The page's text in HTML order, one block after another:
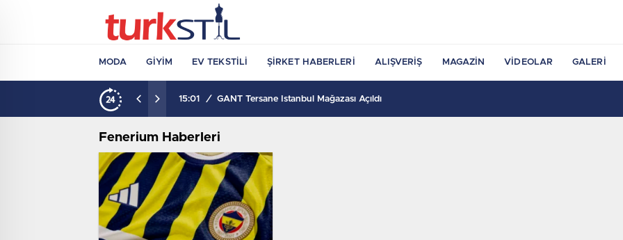
MODA GIYIM EV TEKSTILI ŞIRKET HABERLERI ALIŞVERIŞ MAGAZIN VIDEOLAR GALERI
15:01 / GANT Tersane İstanbul Mağazası Açıldı
Fenerium Haberleri